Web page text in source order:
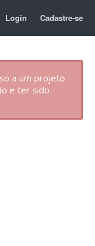
Login Cadastre-se
a um projeto
e ter sido